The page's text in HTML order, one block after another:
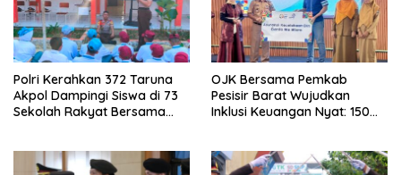
Polri Kerahkan 372 Taruna
Akpol Dampingi Siswa di 73
Sekolah Rakyat Bersama
OJK Bersama Pemkab
Pesisir Barat Wujudkan
Inklusi Keuangan Nyat: 150